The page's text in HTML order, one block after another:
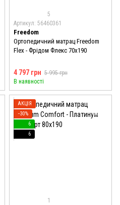
5
Артикул: 56460361
Freedom
Ортопедичний матрац Freedom
Flex - Фрідом Флекс 70x190
4 797 грн 5 995 грн
В наявності
АКЦІЯ
−30%
6
6
1